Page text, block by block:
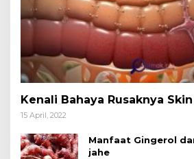
Kenali Bahaya Rusaknya
15 April, 2022
Manfaat Gingerol
jahe